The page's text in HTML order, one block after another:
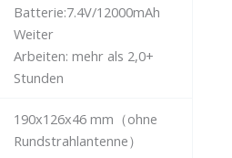
Batterie:7.4V/12000mAh
Weiter
Arbeiten: mehr als 2,0+
Stunden
190x126x46 mm（ohne
Rundstrahlantenne）